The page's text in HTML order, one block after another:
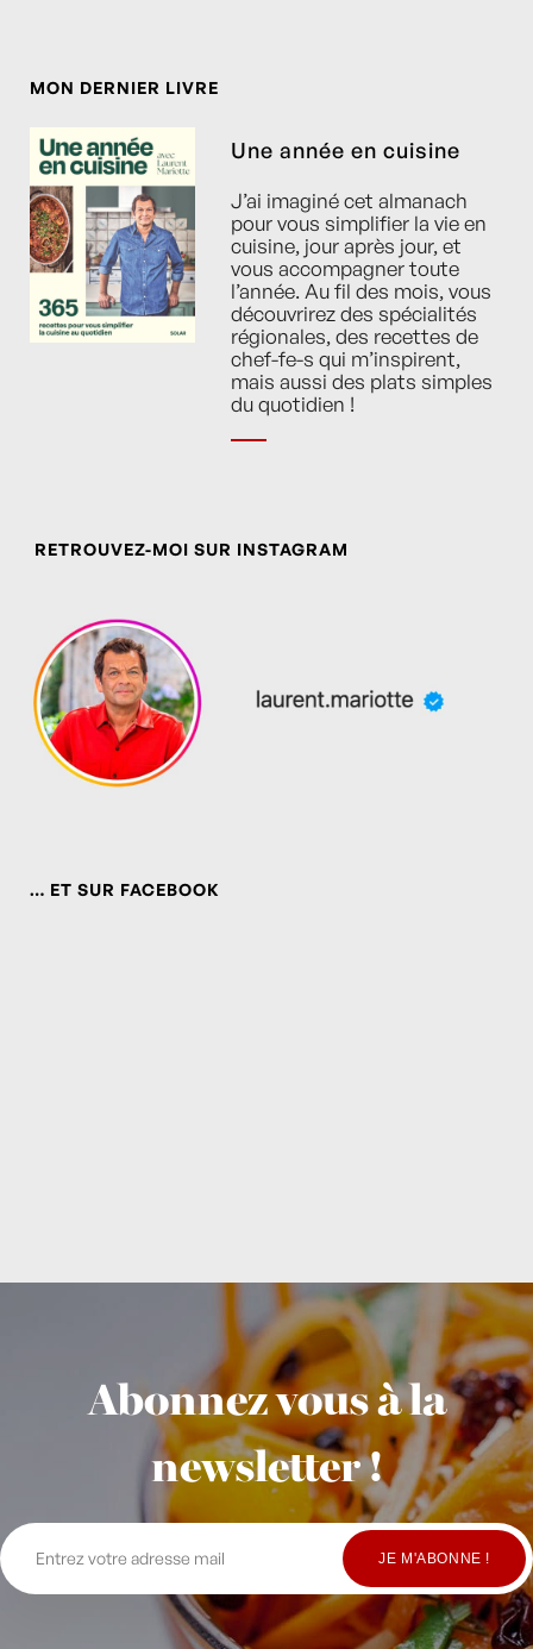
MON DERNIER LIVRE
Une année en cuisine
J’ai imaginé cet almanach
pour vous simplifier la vie en
cuisine, jour après jour, et
vous accompagner toute
l’année. Au fil des mois, vous
découvrirez des spécialités
régionales, des recettes de
chef-fe-s qui m’inspirent,
mais aussi des plats simples
du quotidien !
RETROUVEZ-MOI SUR INSTAGRAM
… ET SUR FACEBOOK
Abonnez vous à la
newsletter !